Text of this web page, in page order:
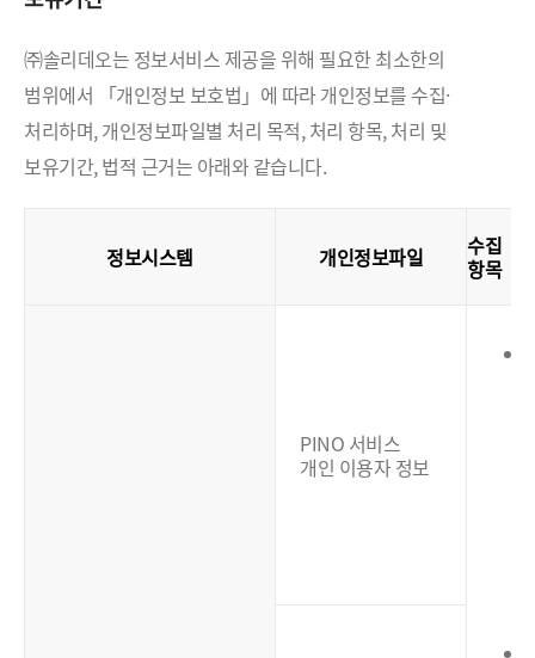
㈜솔리데오는 정보서비스 제공을 위해 필요한 최소한의
범위에서 「개인정보 보호법」에 따라 개인정보를 수집·
처리하며, 개인정보파일별 처리 목적, 처리 항목, 처리 및
보유기간, 법적 근거는 아래와 같습니다.
정보시스템 개인정보파일
수집
항목
PINO 서비스
개인 이용자 정보